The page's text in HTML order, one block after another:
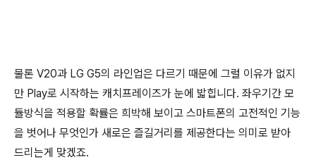
물론 V20과 LG G5의 라인업은 다르기 때문에 그럴 이유가 없지
만 Play로 시작하는 캐치프레이즈가 눈에 밟힙니다. 좌우기간 모
듈방식을 적용할 확률은 희박해 보이고 스마트폰의 고전적인 기능
을 벗어나 무엇인가 새로은 즐길거리를 제공한다는 의미로 받아
드리는게 맞겠죠.